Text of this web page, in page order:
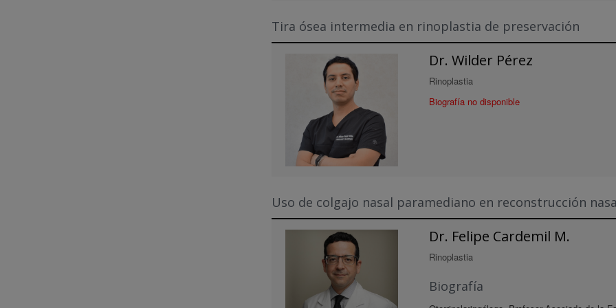
Tira ósea intermedia en rinoplastia de preservación
Dr. Wilder Pérez
Rinoplastia
Biografía no disponible
Uso de colgajo nasal paramediano en reconstrucción
Dr. Felipe Cardemil M.
Rinoplastia
Biografía